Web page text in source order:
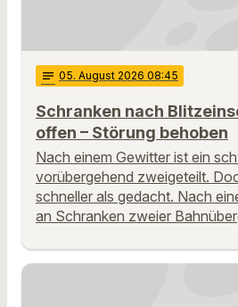
notes 05. August 2026 08:45
Schranken nach
offen – Störung behoben
Nach einem Gewitter ist ein
vorübergehend zweigeteilt.
schneller als gedacht. Nach
an Schranken zweier